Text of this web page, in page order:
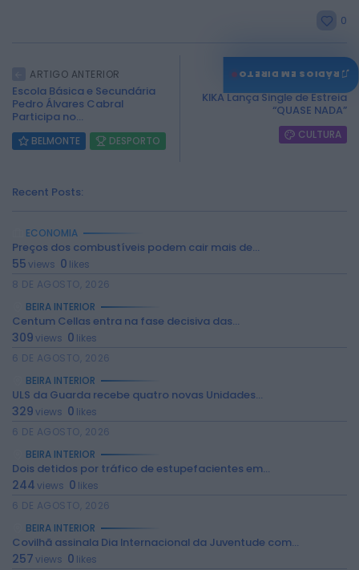
2026 Rádio Caria. Todos os direitos
0
ARTIGO ANTERIOR
Escola Básica e Secundária
Pedro Álvares Cabral
Participa no...
BELMONTE DESPORTO
ARTIGO SEGUINTE
KIKA Lança Single de Estreia
“QUASE NADA”
CULTURA
Recent Posts:
ECONOMIA
Preços dos combustíveis podem cair mais de...
55views 0 likes
8 DE AGOSTO, 2026
BEIRA INTERIOR
Centum Cellas entra na fase decisiva das...
309views 0 likes
6 DE AGOSTO, 2026
BEIRA INTERIOR
ULS da Guarda recebe quatro novas Unidades...
329views 0 likes
6 DE AGOSTO, 2026
BEIRA INTERIOR
Dois detidos por tráfico de estupefacientes em...
244views 0 likes
6 DE AGOSTO, 2026
BEIRA INTERIOR
Covilhã assinala Dia Internacional da Juventude com...
257views 0 likes
♫
RÁDIOS EM DIRETO